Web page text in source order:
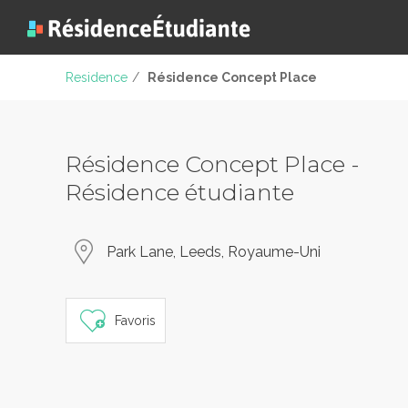
Residence / Résidence Concept Place
Résidence Concept Place -
Résidence étudiante
Park Lane, Leeds, Royaume-Uni
Favoris